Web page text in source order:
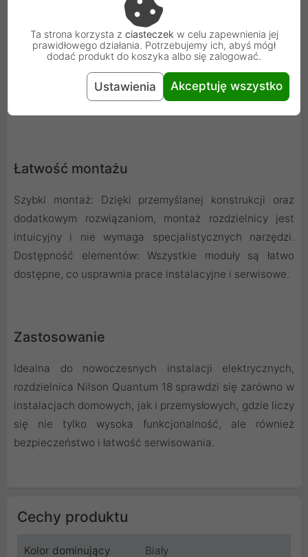
użytkowania. Odporność na uderzenia: Klasa IK07
świadczy o wysokiej odporności na mechaniczne
uszkodzenia.
pewne zamknięcie, co minimalizuje ryzyko
przypadkowego otwarcia.
Łatwość montażu
Szybki montaż: Dzięki przemyślanej konstrukcji oraz
dodatkowym rozwiązaniom, montaż rozdzielnicy jest
intuicyjny i nie wymaga specjalistycznych narzędzi.
Dostępność elementów: Wszystkie moduły są łatwo
dostępne, co usprawnia prace instalacyjne i serwisowe.
Zastosowanie
Idealna do nowoczesnych instalacji elektrycznych,
rozdzielnica Nilson Quantum 18 sprawdzi się zarówno w
instalacjach domowych, jak i przemysłowych, gdzie liczy
się nie tylko wysoka funkcjonalność, ale również
bezpieczeństwo i łatwość serwisowania.
Cechy produktu
Kolor dominujący Biały
Ta strona korzysta z ciasteczek w celu zapewnienia jej
prawidłowego działania. Potrzebujemy ich, abyś mógł
dodać produkt do koszyka albo się zalogować.
Ustawienia Akceptuję wszystko